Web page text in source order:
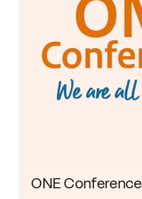
ONE Conference